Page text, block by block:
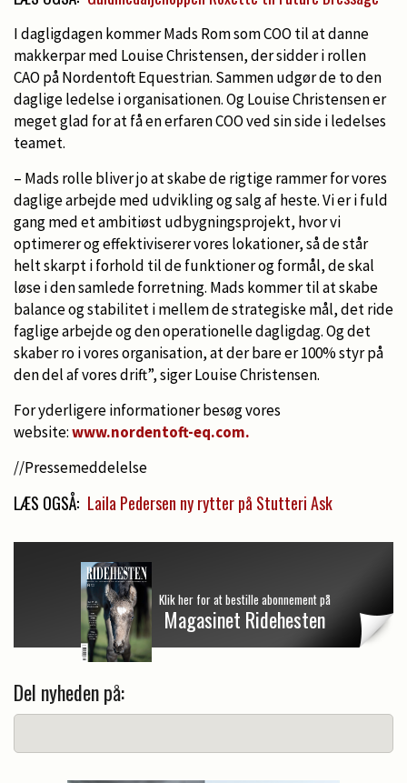
I dagligdagen kommer Mads Rom som COO til at danne
makkerpar med Louise Christensen, der sidder i rollen
CAO på Nordentoft Equestrian. Sammen udgør de to den
daglige ledelse i organisationen. Og Louise Christensen er
meget glad for at få en erfaren COO ved sin side i ledelses
teamet.
– Mads rolle bliver jo at skabe de rigtige rammer for vores
daglige arbejde med udvikling og salg af heste. Vi er i fuld
gang med et ambitiøst udbygningsprojekt, hvor vi
optimerer og effektiviserer vores lokationer, så de står
helt skarpt i forhold til de funktioner og formål, de skal
løse i den samlede forretning. Mads kommer til at skabe
balance og stabilitet i mellem de strategiske mål, det ride
faglige arbejde og den operationelle dagligdag. Og det
skaber ro i vores organisation, at der bare er 100% styr på
den del af vores drift”, siger Louise Christensen.
For yderligere informationer besøg vores
website:www.nordentoft-eq.com.
//Pressemeddelelse
LÆS OGSÅ: Laila Pedersen ny rytter på Stutteri Ask
Klik her for at bestille abonnement på
Magasinet Ridehesten
Del nyheden på: